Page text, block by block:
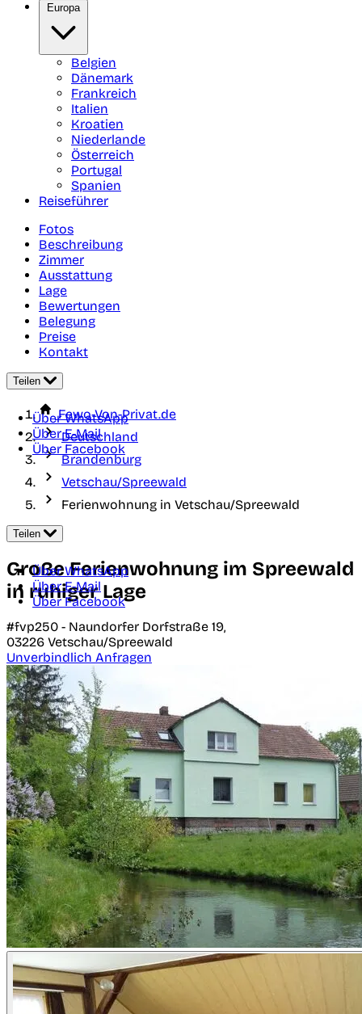
Europa
Belgien
Dänemark
Frankreich
Italien
Kroatien
Niederlande
Österreich
Portugal
Spanien
Reiseführer
Fotos
Beschreibung
Zimmer
Ausstattung
Lage
Bewertungen
Belegung
Preise
Kontakt
Teilen
Über WhatsApp
Über E-Mail
Über Facebook
Fewo-Von-Privat.de
Deutschland
Brandenburg
Vetschau/Spreewald
Ferienwohnung in Vetschau/Spreewald
Teilen
Über WhatsApp
Über E-Mail
Über Facebook
Große Ferienwohnung im Spreewald
in ruhiger Lage
#fvp250 - Naundorfer Dorfstraße 19,
03226 Vetschau/Spreewald
Unverbindlich Anfragen